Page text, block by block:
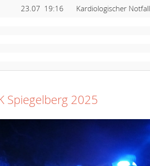
23.07 19:16 Kardiologischer Notfall
Spiegelberg 2025